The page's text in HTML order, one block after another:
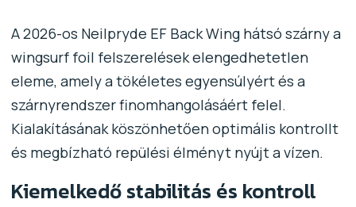
A 2026-os Neilpryde EF Back Wing hátsó szárny a
wingsurf foil felszerelések elengedhetetlen
eleme, amely a tökéletes egyensúlyért és a
szárnyrendszer finomhangolásáért felel.
Kialakításának köszönhetően optimális kontrollt
és megbízható repülési élményt nyújt a vízen.
Kiemelkedő stabilitás és kontroll